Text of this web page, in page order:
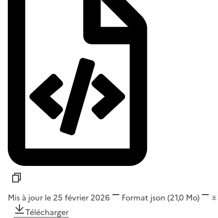
Mis à jour le 25 février 2026 Format json (21,0 Mo)
Télécharger